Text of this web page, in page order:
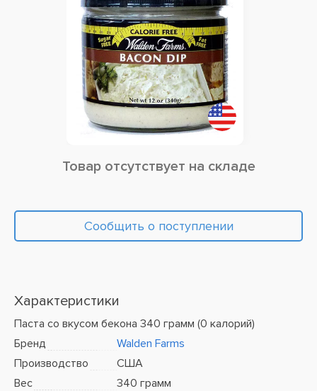
Товар отсутствует на складе
Сообщить о поступлении
Характеристики
Паста со вкусом бекона 340 грамм (0 калорий)
Бренд
Walden Farms
Производство
США
Вес
340 грамм